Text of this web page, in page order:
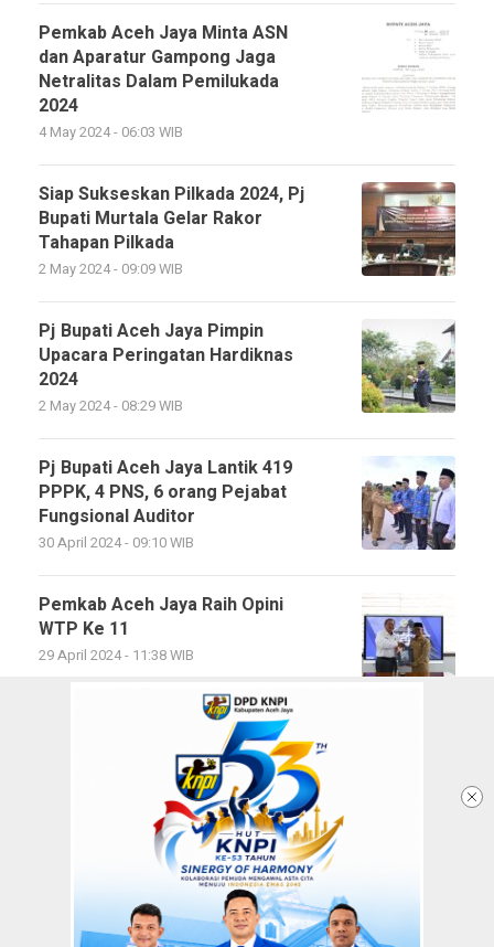
Pemkab Aceh Jaya Minta ASN
dan Aparatur Gampong Jaga
Netralitas Dalam Pemilukada
2024
4 May 2024 - 06:03 WIB
Siap Sukseskan Pilkada 2024, Pj
Bupati Murtala Gelar Rakor
Tahapan Pilkada
2 May 2024 - 09:09 WIB
Pj Bupati Aceh Jaya Pimpin
Upacara Peringatan Hardiknas
2024
2 May 2024 - 08:29 WIB
Pj Bupati Aceh Jaya Lantik 419
PPPK, 4 PNS, 6 orang Pejabat
Fungsional Auditor
30 April 2024 - 09:10 WIB
Pemkab Aceh Jaya Raih Opini
WTP Ke 11
29 April 2024 - 11:38 WIB
Pj Bupati Aceh Jaya Resmikan
KPN KOPSEMA JAYA
17 April 2024 - 13:35 WIB
Selanjutnya